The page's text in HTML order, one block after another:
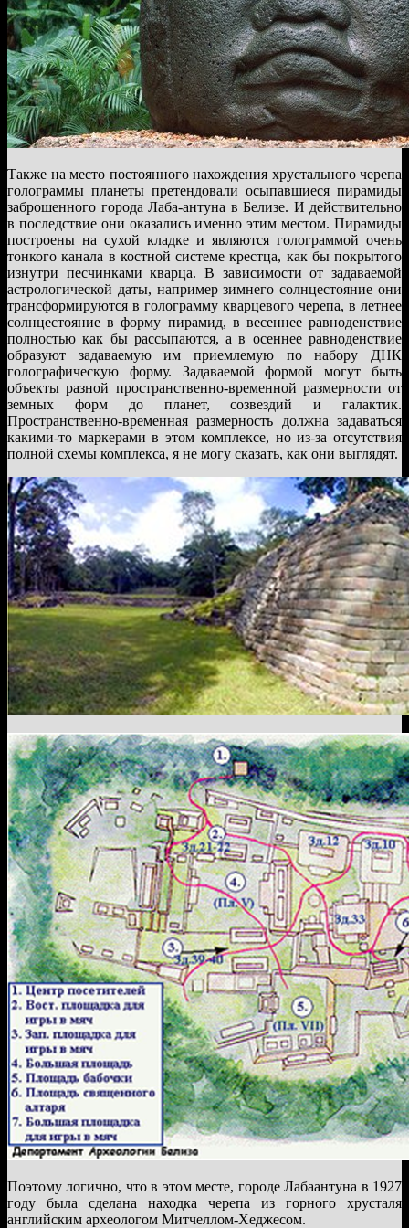
Также на место постоянного нахождения хрустального черепа
голограммы планеты претендовали осыпавшиеся пирамиды
заброшенного города Лаба-антуна в Белизе. И действительно
в последствие они оказались именно этим местом. Пирамиды
построены на сухой кладке и являются голограммой очень
тонкого канала в костной системе крестца, как бы покрытого
изнутри песчинками кварца. В зависимости от задаваемой
астрологической даты, например зимнего солнцестояние они
трансформируются в голограмму кварцевого черепа, в летнее
солнцестояние в форму пирамид, в весеннее равноденствие
полностью как бы рассыпаются, а в осеннее равноденствие
образуют задаваемую им приемлемую по набору ДНК
голографическую форму. Задаваемой формой могут быть
объекты разной пространственно-временной размерности от
земных форм до планет, созвездий и галактик.
Пространственно-временная размерность должна задаваться
какими-то маркерами в этом комплексе, но из-за отсутствия
полной схемы комплекса, я не могу сказать, как они выглядят.
Поэтому логично, что в этом месте, городе Лабаантуна в 1927
году была сделана находка черепа из горного хрусталя
английским археологом Митчеллом-Хеджесом.